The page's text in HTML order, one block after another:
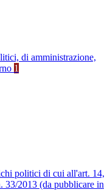
di amministrazione,
1
politici di cui all'art. 14,
33/2013 (da pubblicare in